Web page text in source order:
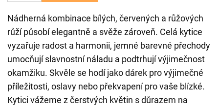
Nádherná kombinace bílých, červených a růžových
růží působí elegantně a svěže zároveň. Celá kytice
vyzařuje radost a harmonii, jemné barevné přechody
umocňují slavnostní náladu a podtrhují výjimečnost
okamžiku. Skvěle se hodí jako dárek pro výjimečné
příležitosti, oslavy nebo překvapení pro vaše blízké.
Kytici vážeme z čerstvých květin s důrazem na